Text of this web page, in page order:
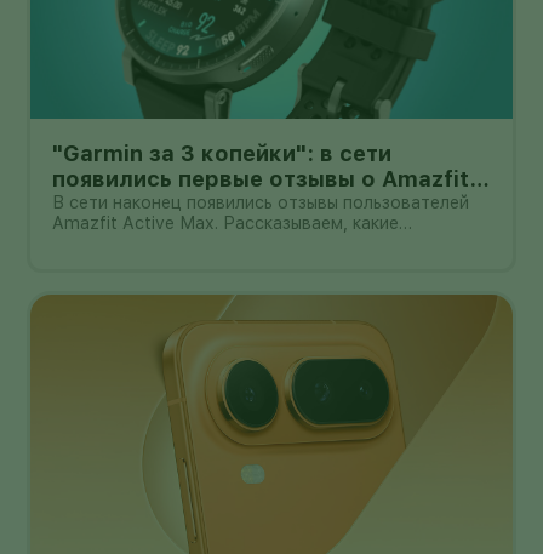
"Garmin за 3 копейки": в сети
появились первые отзывы о Amazfit
Active Max с оффлайн-картами
В сети наконец появились отзывы пользователей
Amazfit Active Max. Рассказываем, какие